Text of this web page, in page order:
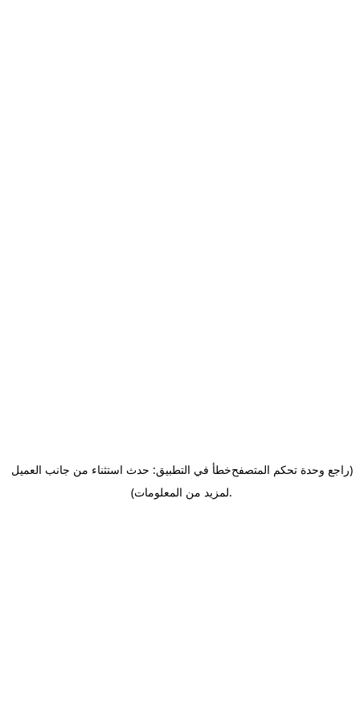
خطأ في التطبيق: حدث استثناء من جانب العميل(راجع وحدة تحكم المتصفح
لمزيد من المعلومات).